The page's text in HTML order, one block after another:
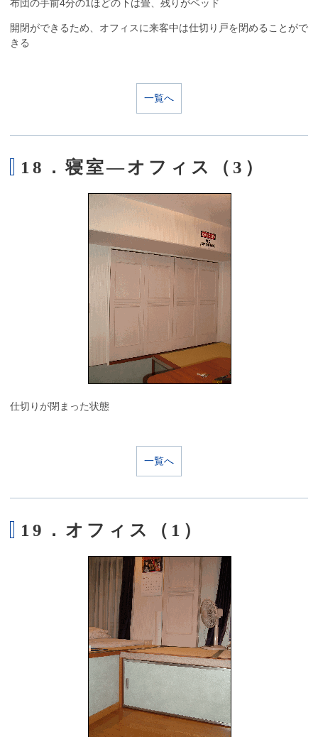
布団の手前4分の1ほどの下は畳、残りがベッド
開閉ができるため、オフィスに来客中は仕切り戸を閉めることがで
きる
一覧へ
18．寝室―オフィス（3）
仕切りが閉まった状態
一覧へ
19．オフィス（1）